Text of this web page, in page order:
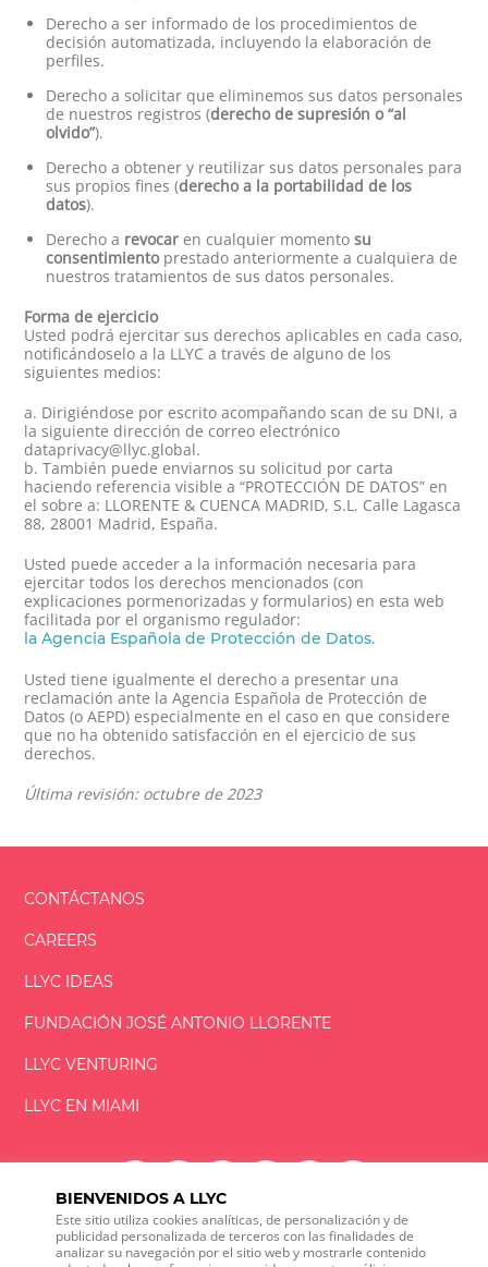
BIENVENIDOS A LLYC
Este sitio utiliza cookies analíticas, de personalización y de
publicidad personalizada de terceros con las finalidades de
analizar su navegación por el sitio web y mostrarle contenido
Derecho a ser informado de los procedimientos de
decisión automatizada, incluyendo la elaboración de
perfiles.
Derecho a solicitar que eliminemos sus datos personales
de nuestros registros (derecho de supresión o “al
olvido”).
Derecho a obtener y reutilizar sus datos personales para
sus propios fines (derecho a la portabilidad de los
datos).
Derecho a revocaren cualquier momentosu
consentimientoprestado anteriormente a cualquiera de
nuestros tratamientos de sus datos personales.
Forma de ejercicio
Usted podrá ejercitar sus derechos aplicables en cada caso,
notificándoselo a la LLYC a través de alguno de los
siguientes medios:
a. Dirigiéndose por escrito acompañando scan de su DNI, a
la siguiente dirección de correo electrónico
dataprivacy@llyc.global.
b. También puede enviarnos su solicitud por carta
haciendo referencia visible a “PROTECCIÓN DE DATOS” en
el sobre a: LLORENTE & CUENCA MADRID, S.L. Calle Lagasca
88, 28001 Madrid, España.
Usted puede acceder a la información necesaria para
ejercitar todos los derechos mencionados (con
explicaciones pormenorizadas y formularios) en esta web
facilitada por el organismo regulador:
la Agencia Española de Protección de Datos.
Usted tiene igualmente el derecho a presentar una
reclamación ante la Agencia Española de Protección de
Datos (o AEPD) especialmente en el caso en que considere
que no ha obtenido satisfacción en el ejercicio de sus
derechos.
Última revisión: octubre de 2023
CONTÁCTANOS
CAREERS
LLYC IDEAS
FUNDACIÓNJOSÉ ANTONIO LLORENTE
LLYC VENTURING
LLYC EN MIAMI
LLYC © 2026 Todos los derechos reservados